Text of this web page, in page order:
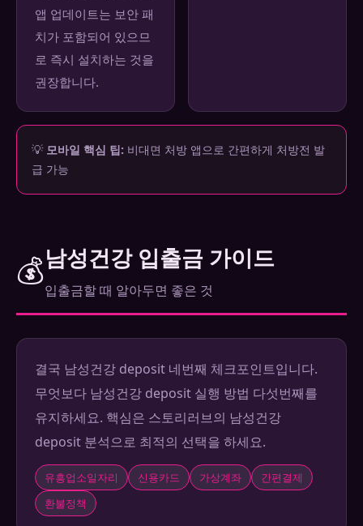
앱 업데이트는 보안 패
치가 포함되어 있으므
로 즉시 설치하는 것을
권장합니다.
💡 모바일 핵심 팁: 비대면 처방 앱으로 간편하게 처방전 발
급 가능
💰남성건강 입출금 가이드
입출금할 때 알아두면 좋은 것
결국 남성건강 deposit 네번째 체크포인트입니다.
무엇보다 남성건강 deposit 실행 방법 다섯번째를
유지하세요. 핵심은 스토리러브의 남성건강
deposit 분석으로 최적의 선택을 하세요.
유흥업소일자리 신용카드 가상계좌
간편결제
환불정책